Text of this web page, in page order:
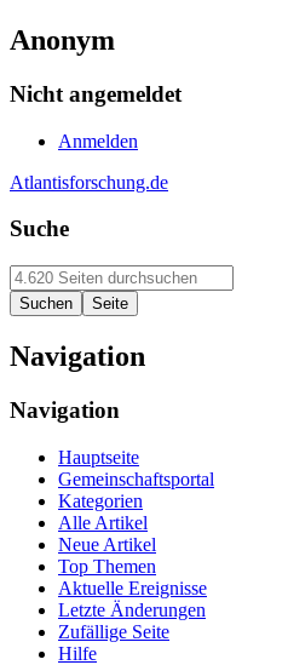
Anonym
Nicht angemeldet
Anmelden
Atlantisforschung.de
Suche
Navigation
Navigation
Hauptseite
Gemeinschaftsportal
Kategorien
Alle Artikel
Neue Artikel
Top Themen
Aktuelle Ereignisse
Letzte Änderungen
Zufällige Seite
Hilfe